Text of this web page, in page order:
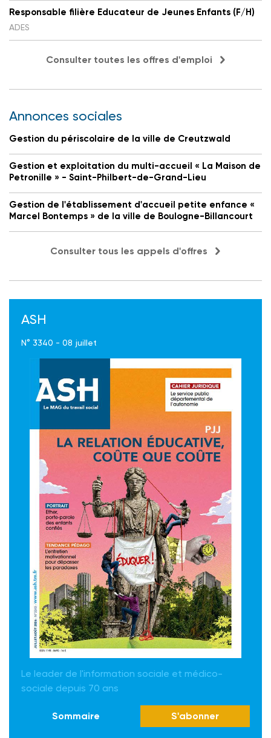
Responsable filière Educateur de Jeunes Enfants (F/H)
ADES
Consulter toutes les offres d'emploi
Annonces sociales
Gestion du périscolaire de la ville de Creutzwald
Gestion et exploitation du multi-accueil « La Maison de
Petronille » - Saint-Philbert-de-Grand-Lieu
Gestion de l'établissement d'accueil petite enfance «
Marcel Bontemps » de la ville de Boulogne-Billancourt
Consulter tous les appels d'offres
ASH
N° 3340 - 08 juillet
Le leader de l'information sociale et médico-
sociale depuis 70 ans
Sommaire S'abonner